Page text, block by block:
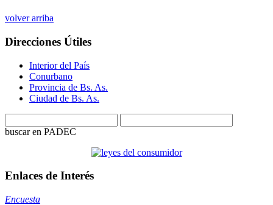
volver arriba
Direcciones Útiles
Interior del País
Conurbano
Provincia de Bs. As.
Ciudad de Bs. As.
buscar en PADEC
Enlaces de Interés
Encuesta